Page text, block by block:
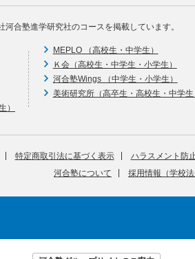
合塾進学研究社のコースを掲載しています。
）
MEPLO （高校生・中学生）
Ｋ会（高校生・中学生・小学生）
河合塾Wings （中学生・小学生）
美術研究所（高卒生・高校生・中学生
特定商取引法に基づく表示 ハラスメント防
河合塾について
採用情報（学校法